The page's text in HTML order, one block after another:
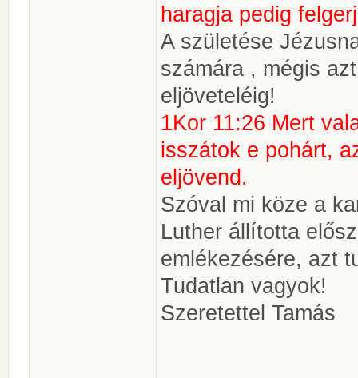
haragja pedig
A születése
számára , mégis
eljöveteléig!
1Kor 11:26 Mert
isszátok e pohárt,
eljövend.
Szóval mi köze a
Luther állította
emlékezésére, azt
Tudatlan vagyok!
Szeretettel Tamás